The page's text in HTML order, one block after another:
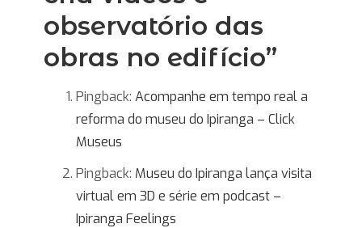
observatório das
obras no edifício”
Pingback: Acompanhe em tempo real a
reforma do museu do Ipiranga – Click
Museus
Pingback: Museu do Ipiranga lança visita
virtual em 3D e série em podcast –
Ipiranga Feelings